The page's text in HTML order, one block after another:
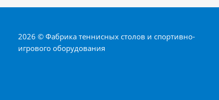
2026 © Фабрика теннисных столов и спортивно-
игрового оборудования